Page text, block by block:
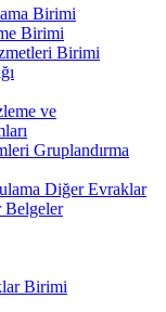
Birimi
Birimi
Birimi
ve
Gruplandırma
Diğer Evraklar
Birimi